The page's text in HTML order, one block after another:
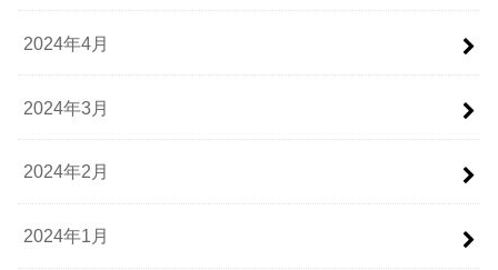
2024年4月
2024年3月
2024年2月
2024年1月